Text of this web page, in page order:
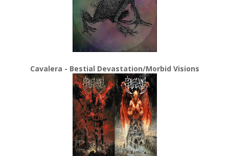
Cavalera - Bestial Devastation/Morbid Visions